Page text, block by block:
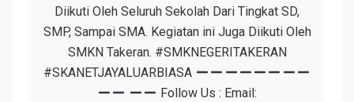
Diikuti Oleh Seluruh Sekolah Dari Tingkat SD,
SMP, Sampai SMA. Kegiatan ini Juga Diikuti Oleh
SMKN Takeran. #SMKNEGERITAKERAN
#SKANETJAYALUARBIASA
Follow Us : Email: